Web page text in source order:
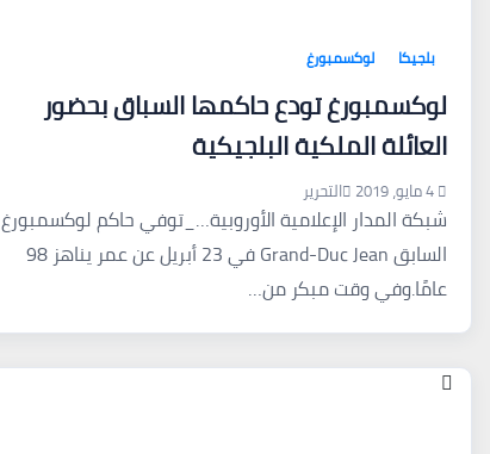
بلجيكا لوكسمبورغ
لوكسمبورغ تودع حاكمها السباق بحضور
العائلة الملكية البلجيكية
4 مايو، 2019 التحرير
شبكة المدار الإعلامية الأوروبية…_توفي حاكم لوكسمبورغ
السابق Grand-Duc Jean في 23 أبريل عن عمر يناهز 98
عامًا.وفي وقت مبكر من…